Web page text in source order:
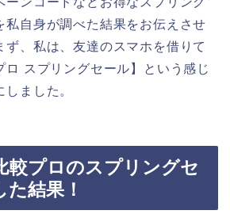
私自身が調べた結果をお伝えさせ
ず、私は、友達のスマホを借りて
ロ スプリングセール】という感じ
ました。
較プロのスプリングセ
結果！